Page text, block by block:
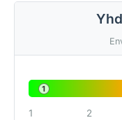
1
1 2